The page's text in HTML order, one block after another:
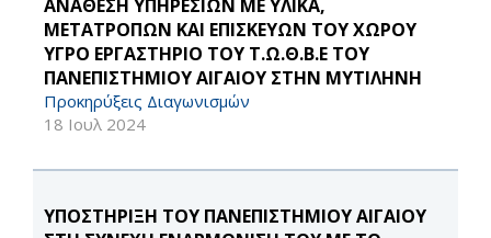
ΑΝΑΘΕΣΗ ΥΠΗΡΕΣΙΩΝ ΜΕ ΥΛΙΚΑ,
ΜΕΤΑΤΡΟΠΩΝ ΚΑΙ ΕΠΙΣΚΕΥΩΝ ΤΟΥ ΧΩΡΟΥ
ΥΓΡΟ ΕΡΓΑΣΤΗΡΙΟ ΤΟΥ Τ.Ω.Θ.Β.Ε ΤΟΥ
ΠΑΝΕΠΙΣΤΗΜΙΟΥ ΑΙΓΑΙΟΥ ΣΤΗΝ ΜΥΤΙΛΗΝΗ
Προκηρύξεις Διαγωνισμών
18 Ιουλ 2024
ΥΠΟΣΤΗΡΙΞΗ ΤΟΥ ΠΑΝΕΠΙΣΤΗΜΙΟΥ ΑΙΓΑΙΟΥ